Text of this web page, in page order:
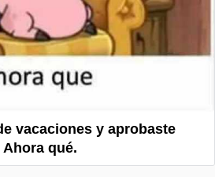
vacaciones y aprobaste
qué.